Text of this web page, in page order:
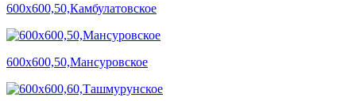
600х600,50,Камбулатовское
600х600,50,Мансуровское